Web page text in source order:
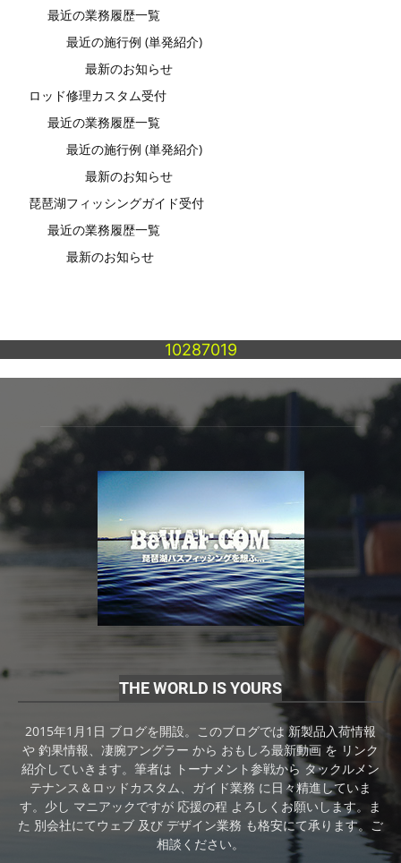
最近の業務履歴一覧
最近の施行例 (単発紹介)
最新のお知らせ
ロッド修理カスタム受付
最近の業務履歴一覧
最近の施行例 (単発紹介)
最新のお知らせ
琵琶湖フィッシングガイド受付
最近の業務履歴一覧
最新のお知らせ
10287019
THE WORLD IS YOURS
2015年1月1日 ブログを開設。このブログでは 新製品入荷情報
や 釣果情報、凄腕アングラー から おもしろ最新動画 を リンク
紹介していきます。筆者は トーナメント参戦から タックルメン
テナンス＆ロッドカスタム、ガイド業務 に日々精進していま
す。少し マニアックですが 応援の程 よろしくお願いします。ま
た 別会社にてウェブ 及び デザイン業務 も格安にて承ります。ご
相談ください。